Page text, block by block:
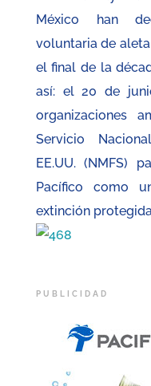
México han
voluntaria de
el final de la
así: el 20 de
organizaciones
Servicio
EE.UU. (NMFS)
Pacífico como
extinción